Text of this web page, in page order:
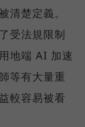
清楚定義。
受法規限制
地端 AI 加速
等有大量重
較容易被看